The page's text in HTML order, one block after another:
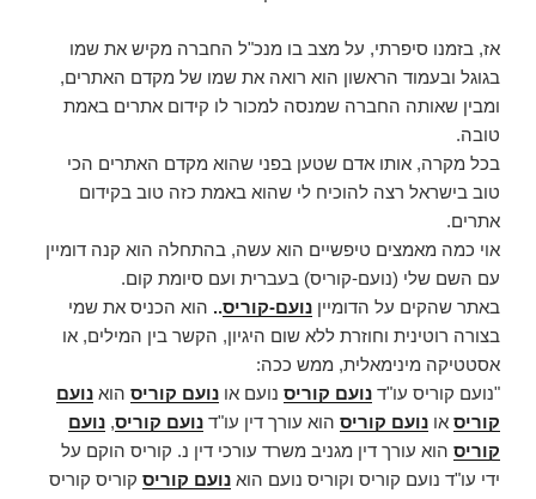
אז, בזמנו סיפרתי, על מצב בו מנכ"ל החברה מקיש את שמו
בגוגל ובעמוד הראשון הוא רואה את שמו של מקדם האתרים,
ומבין שאותה החברה שמנסה למכור לו קידום אתרים באמת
טובה.
בכל מקרה, אותו אדם שטען בפני שהוא מקדם האתרים הכי
טוב בישראל רצה להוכיח לי שהוא באמת כזה טוב בקידום
אתרים.
אוי כמה מאמצים טיפשיים הוא עשה, בהתחלה הוא קנה דומיין
עם השם שלי (נועם-קוריס) בעברית ועם סיומת קום.
באתר שהקים על הדומיין נועם-קוריס.. הוא הכניס את שמי
בצורה רוטינית וחוזרת ללא שום היגיון, הקשר בין המילים, או
אסטטיקה מינימאלית, ממש ככה:
"נועם קוריס עו"ד נועם קוריס נועם או נועם קוריס הוא נועם
קוריס או נועם קוריס הוא עורך דין עו"ד נועם קוריס, נועם
קוריס הוא עורך דין מגניב משרד עורכי דין נ. קוריס הוקם על
ידי עו"ד נועם קוריס וקוריס נועם הוא נועם קוריס קוריס קוריס